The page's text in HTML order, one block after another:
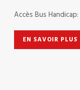
Accès Bus Handicap:
EN SAVOIR PLUS